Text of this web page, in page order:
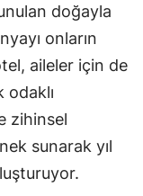
doğayla
onların
aileler için de
odaklı
zihinsel
sunarak yıl